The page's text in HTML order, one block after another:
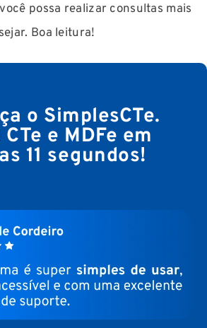
possa realizar consultas mais
Boa leitura!
o SimplesCTe.
e MDFe em
11 segundos!